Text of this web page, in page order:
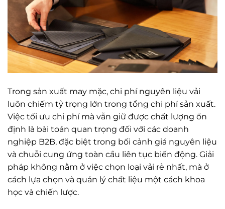
Trong sản xuất may mặc, chi phí nguyên liệu vải
luôn chiếm tỷ trọng lớn trong tổng chi phí sản xuất.
Việc tối ưu chi phí mà vẫn giữ được chất lượng ổn
định là bài toán quan trọng đối với các doanh
nghiệp B2B, đặc biệt trong bối cảnh giá nguyên liệu
và chuỗi cung ứng toàn cầu liên tục biến động. Giải
pháp không nằm ở việc chọn loại vải rẻ nhất, mà ở
cách lựa chọn và quản lý chất liệu một cách khoa
học và chiến lược.